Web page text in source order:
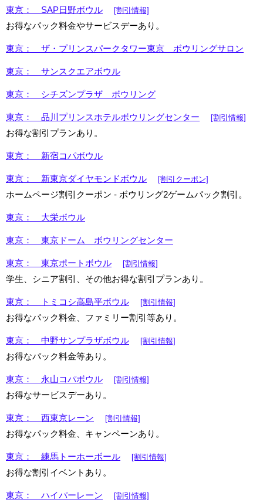
東京： SAP日野ボウル [割引情報]
お得なパック料金やサービスデーあり。
東京： ザ・プリンスパークタワー東京 ボウリングサロン
東京： サンスクエアボウル
東京： シチズンプラザ ボウリング
東京： 品川プリンスホテルボウリングセンター [割引情報]
お得な割引プランあり。
東京： 新宿コパボウル
東京： 新東京ダイヤモンドボウル [割引クーポン]
ホームページ割引クーポン - ボウリング2ゲームパック割引。
東京： 大栄ボウル
東京： 東京ドーム ボウリングセンター
東京： 東京ポートボウル [割引情報]
学生、シニア割引、その他お得な割引プランあり。
東京： トミコシ高島平ボウル [割引情報]
お得なパック料金、ファミリー割引等あり。
東京： 中野サンプラザボウル [割引情報]
お得なパック料金等あり。
東京： 永山コパボウル [割引情報]
お得なサービスデーあり。
東京： 西東京レーン [割引情報]
お得なパック料金、キャンペーンあり。
東京： 練馬トーホーボール [割引情報]
お得な割引イベントあり。
東京： ハイパーレーン [割引情報]